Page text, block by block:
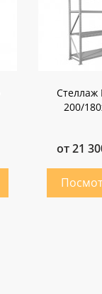
Стеллаж
200/
от 21